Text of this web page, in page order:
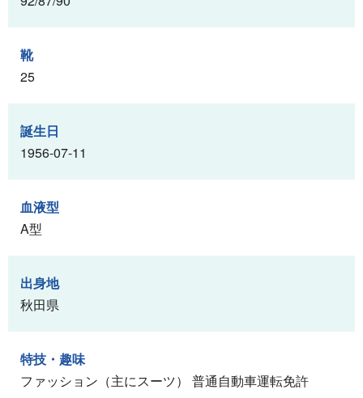
靴
25
誕生日
1956-07-11
血液型
A型
出身地
秋田県
特技・趣味
ファッション（主にスーツ） 普通自動車運転免許